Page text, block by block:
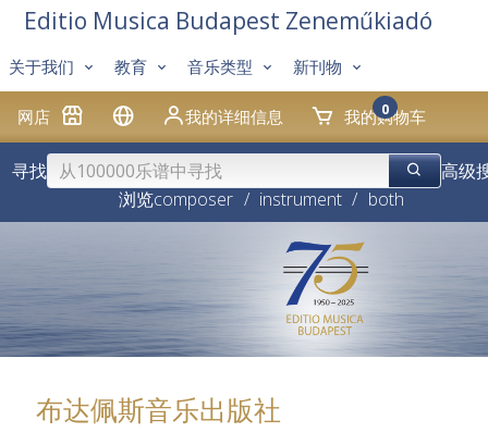
网店 我的详细信息 我的购物车
0
关于我们 教育 音乐类型 新刊物
Editio Musica Budapest Zeneműkiadó
寻找
高级
浏览composer / instrument / both
布达佩斯音乐出版社